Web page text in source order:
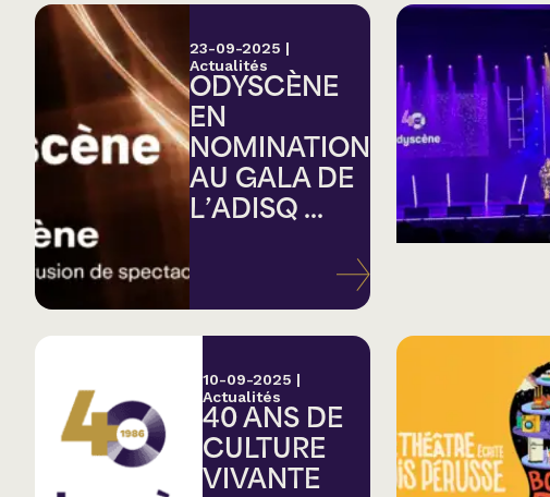
23-09-2025 |
Actualités
ODYSCÈNE
EN
NOMINATION
AU GALA DE
L’ADISQ ...
10-09-2025 |
Actualités
40 ANS DE
CULTURE
VIVANTE